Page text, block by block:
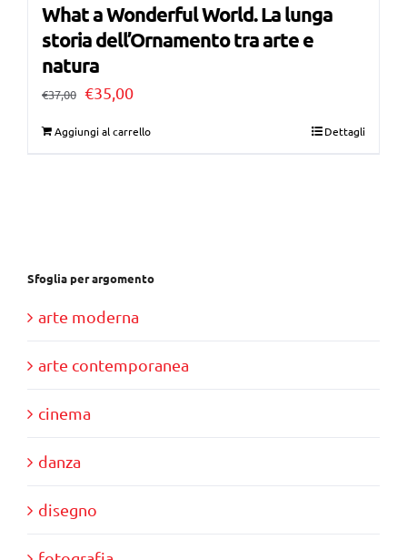
What a Wonderful World. La lunga
storia dell’Ornamento tra arte e
natura
€37,00 Il
€35,00Il
Aggiungi al carrello Dettagli
Sfoglia per argomento
arte moderna
arte contemporanea
cinema
danza
disegno